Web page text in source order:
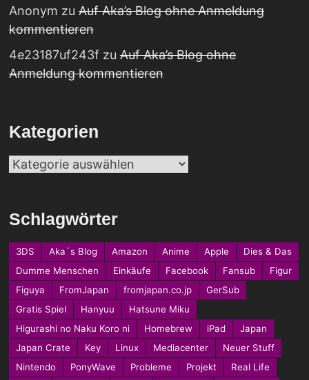
Anonym zuAuf Aka’s Blog ohne Anmeldung
kommentieren
4e23187uf243f zuAuf Aka’s Blog ohne
Anmeldung kommentieren
Kategorien
Kategorien
Schlagwörter
3DS Aka´s Blog Amazon Anime Apple
Dies & Das
Dumme Menschen
Einkäufe Facebook Fansub
Figur
Figuya
FromJapan fromjapan.co.jp
GerSub
Gratis Spiel
Hanyuu
Hatsune Miku
Higurashi no Naku Koro ni
Homebrew iPad
Japan
Japan Crate
Key Linux Mediacenter
Neuer Stuff
Nintendo
PonyWave Probleme Projekt Real Life